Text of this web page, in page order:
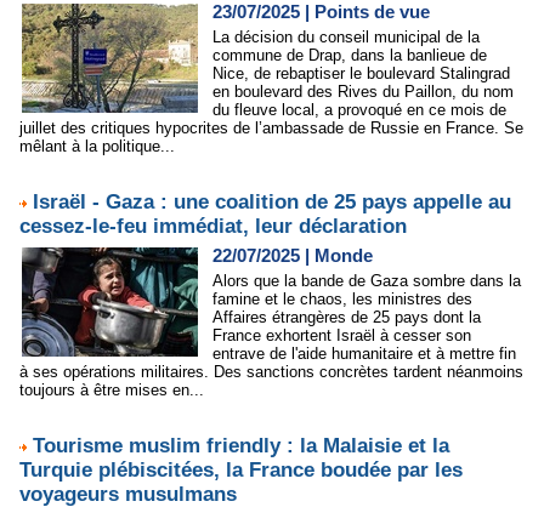
23/07/2025 | Points de vue
La décision du conseil municipal de la
commune de Drap, dans la banlieue de
Nice, de rebaptiser le boulevard Stalingrad
en boulevard des Rives du Paillon, du nom
du fleuve local, a provoqué en ce mois de
juillet des critiques hypocrites de l’ambassade de Russie en France. Se
mêlant à la politique...
Israël - Gaza : une coalition de 25 pays appelle au
cessez-le-feu immédiat, leur déclaration
22/07/2025 | Monde
Alors que la bande de Gaza sombre dans la
famine et le chaos, les ministres des
Affaires étrangères de 25 pays dont la
France exhortent Israël à cesser son
entrave de l'aide humanitaire et à mettre fin
à ses opérations militaires. Des sanctions concrètes tardent néanmoins
toujours à être mises en...
Tourisme muslim friendly : la Malaisie et la
Turquie plébiscitées, la France boudée par les
voyageurs musulmans